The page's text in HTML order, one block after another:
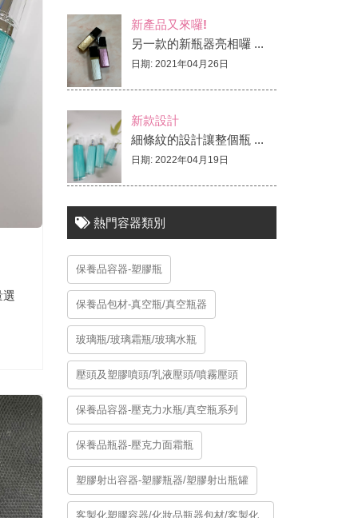
選
新產品又來囉!
另一款的新瓶器亮相囉 ...
日期: 2021年04月26日
新款設計
細條紋的設計讓整個瓶 ...
日期: 2022年04月19日
熱門容器類別
保養品容器-塑膠瓶
保養品包材-真空瓶/真空瓶器
玻璃瓶/玻璃霜瓶/玻璃水瓶
壓頭及塑膠噴頭/乳液壓頭/噴霧壓頭
保養品容器-壓克力水瓶/真空瓶系列
保養品瓶器-壓克力面霜瓶
塑膠射出容器-塑膠瓶器/塑膠射出瓶罐
客製化塑膠容器/化妝品瓶器包材/客製化